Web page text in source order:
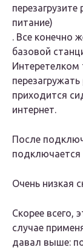
питание)
. Все конечно
базовой
Интеретелком
приходится
интернет.
После
подключается
Очень низкая
Скорее всего,
случае
давал выше: